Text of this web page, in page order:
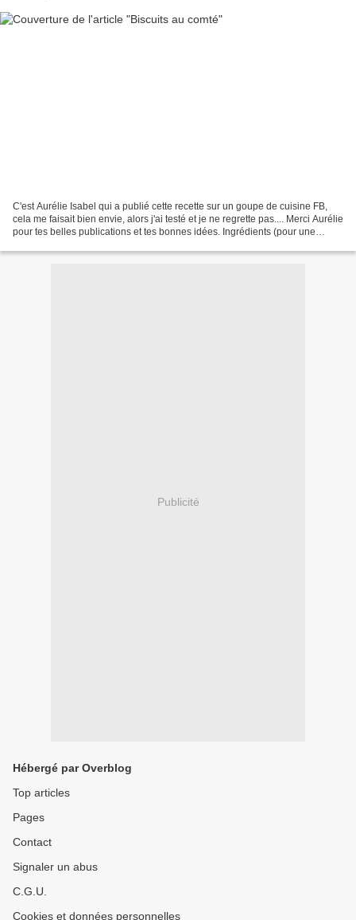
C'est Aurélie Isabel qui a publié cette recette sur un goupe de cuisine FB,
cela me faisait bien envie, alors j'ai testé et je ne regrette pas.... Merci Aurélie
pour tes belles publications et tes bonnes idées. Ingrédients (pour une
Publicité
Hébergé par Overblog
Top articles
Pages
Contact
Signaler un abus
C.G.U.
Cookies et données personnelles